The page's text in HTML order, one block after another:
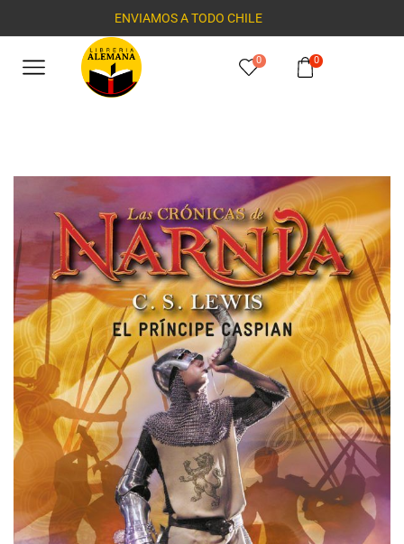
ENVIAMOS A TODO CHILE
0 0